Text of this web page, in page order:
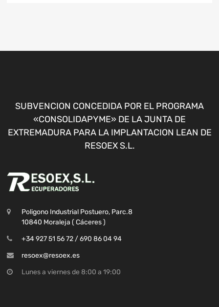
SUBVENCION CONCEDIDA POR EL PROGRAMA
«CONSOLIDAPYME» DE LA JUNTA DE
EXTREMADURA PARA LA IMPLANTACION LEAN DE
RESOEX S.L.
Poligono Industrial Postuero, Parc.8
10840 Moraleja ( Cáceres )
+34 927 51 56 72 / 690 86 04 94
resoex@resoex.es
Lunes a viernes de 8:00 a 19:00